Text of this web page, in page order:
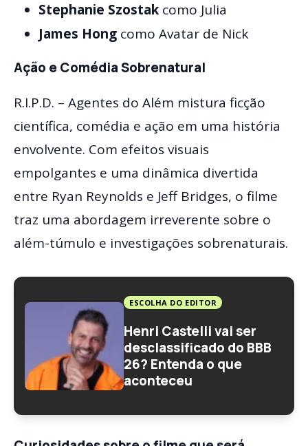
Stephanie Szostak como Julia
James Hong como Avatar de Nick
Ação e Comédia Sobrenatural
R.I.P.D. – Agentes do Além mistura ficção
científica, comédia e ação em uma história
envolvente. Com efeitos visuais
empolgantes e uma dinâmica divertida
entre Ryan Reynolds e Jeff Bridges, o filme
traz uma abordagem irreverente sobre o
além-túmulo e investigações sobrenaturais.
ESCOLHA DO EDITOR
Henri Castelli vai ser
desclassificado do BBB
26? Entenda o que
aconteceu